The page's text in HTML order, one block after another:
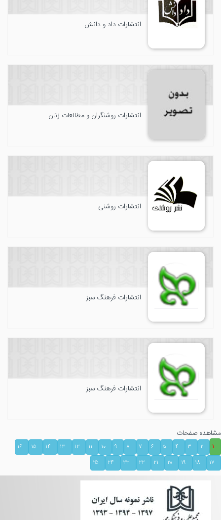
انتشارات داد و دانش
انتشارات روشنگران و مطالعات زنان
انتشارات روشنی
انتشارات فرهنگ سبز
انتشارات فرهنگ سبز
مشاهده صفحات
۱
۲ ۳ ۴ ۵ ۶ ۷ ۸ ۹ ۱۰ ۱۱ ۱۲ ۱۳ ۱۴ ۱۵
۱۶
۱۷
۱۸ ۱۹ ۲۰ ۲۱ ۲۲ ۲۳ ۲۴ ۲۵